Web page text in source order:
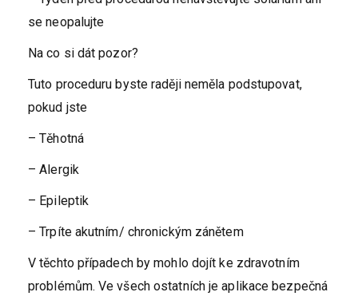
se neopalujte
Na co si dát pozor?
Tuto proceduru byste raději neměla podstupovat,
pokud jste
– Těhotná
– Alergik
– Epileptik
– Trpíte akutním/ chronickým zánětem
V těchto případech by mohlo dojít ke zdravotním
problémům. Ve všech ostatních je aplikace bezpečná